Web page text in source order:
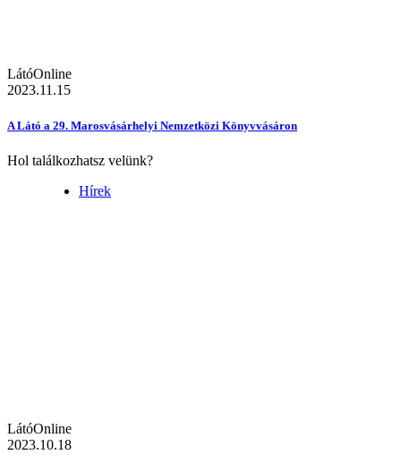
LátóOnline
2023.11.15
A Látó a 29. Marosvásárhelyi Nemzetközi Könyvvásáron
Hol találkozhatsz velünk?
Hírek
LátóOnline
2023.10.18